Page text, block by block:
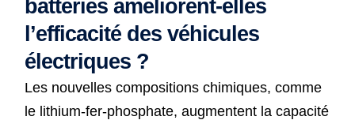
batteries améliorent-elles
l’efficacité des véhicules
électriques ?
Les nouvelles compositions chimiques, comme
le lithium-fer-phosphate, augmentent la capacité